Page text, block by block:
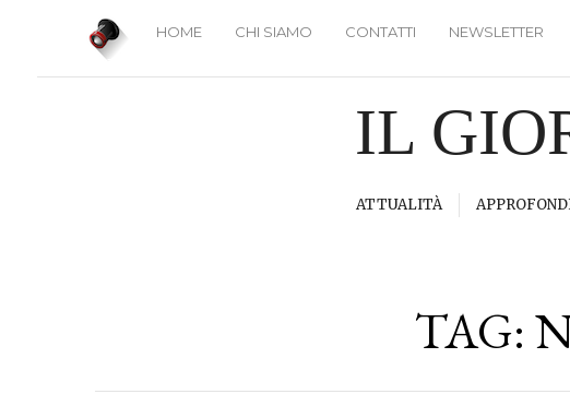
HOME CHI SIAMO CONTATTI NEWSLETTER
IL
ATTUALITÀ
TAG: